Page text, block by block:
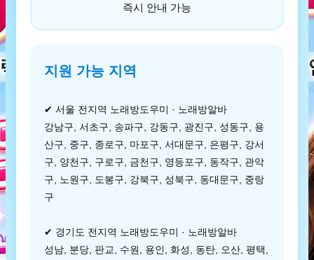
즉시 안내 가능
지원 가능 지역
✔ 서울 전지역 노래방도우미 · 노래방알바
강남구, 서초구, 송파구, 강동구, 광진구, 성동구, 용
산구, 중구, 종로구, 마포구, 서대문구, 은평구, 강서
구, 양천구, 구로구, 금천구, 영등포구, 동작구, 관악
구, 노원구, 도봉구, 강북구, 성북구, 동대문구, 중랑
구
✔ 경기도 전지역 노래방도우미 · 노래방알바
성남, 분당, 판교, 수원, 용인, 화성, 동탄, 오산, 평택,